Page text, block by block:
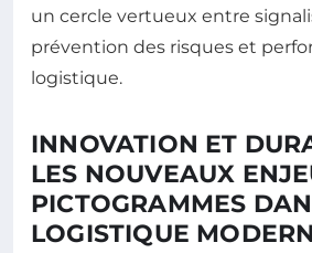
un cercle vertueux entre
prévention des risques et
logistique.
INNOVATION ET
LES NOUVEAUX
PICTOGRAMMES
LOGISTIQUE